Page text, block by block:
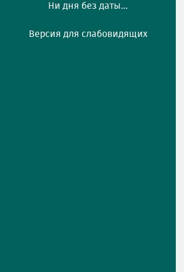
Ни дня без даты...
Версия для слабовидящих